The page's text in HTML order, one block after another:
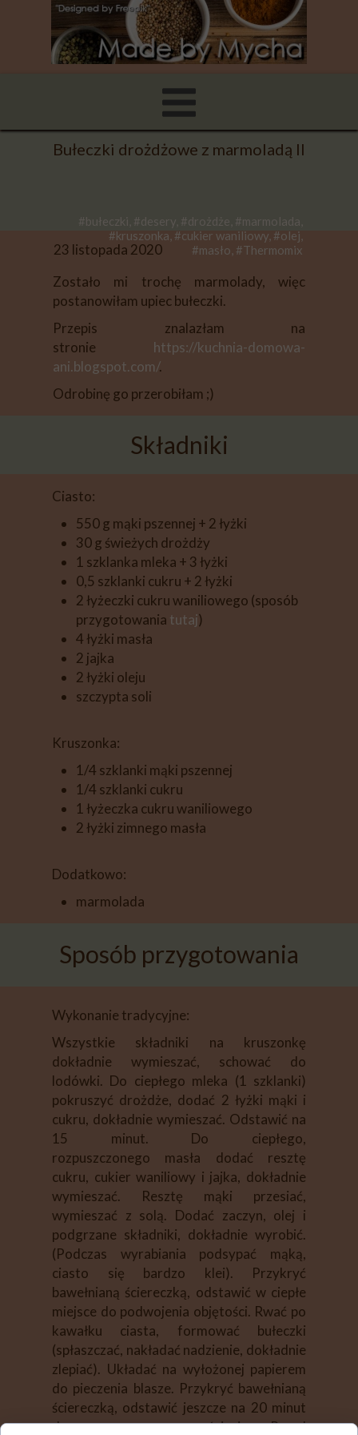
#bułeczki, #desery, #drożdże, #marmolada,
#kruszonka, #cukier waniliowy, #olej,
#masło, #Thermomix
23 listopada 2020
Bułeczki drożdżowe z marmoladą II
Zostało mi trochę marmolady, więc
postanowiłam upiec bułeczki.
Przepis znalazłam na
stronie https://kuchnia-domowa-
ani.blogspot.com/.
Odrobinę go przerobiłam ;)
Składniki
Ciasto:
550 g mąki pszennej + 2 łyżki
30 g świeżych drożdży
1 szklanka mleka + 3 łyżki
0,5 szklanki cukru + 2 łyżki
2 łyżeczki cukru waniliowego (sposób
przygotowania tutaj)
4 łyżki masła
2 jajka
2 łyżki oleju
szczypta soli
Kruszonka:
1/4 szklanki mąki pszennej
1/4 szklanki cukru
1 łyżeczka cukru waniliowego
2 łyżki zimnego masła
Dodatkowo:
marmolada
Sposób przygotowania
Wykonanie tradycyjne:
Wszystkie składniki na kruszonkę
dokładnie wymieszać, schować do
lodówki. Do ciepłego mleka (1 szklanki)
pokruszyć drożdże, dodać 2 łyżki mąki i
cukru, dokładnie wymieszać. Odstawić na
15 minut. Do ciepłego,
rozpuszczonego masła dodać resztę
cukru, cukier waniliowy i jajka, dokładnie
wymieszać. Resztę mąki przesiać,
wymieszać z solą. Dodać zaczyn, olej i
podgrzane składniki, dokładnie wyrobić.
(Podczas wyrabiania podsypać mąką,
ciasto się bardzo klei). Przykryć
bawełnianą ściereczką, odstawić w ciepłe
miejsce do podwojenia objętości. Rwać po
kawałku ciasta, formować bułeczki
(spłaszczać, nakładać nadzienie, dokładnie
zlepiać). Układać na wyłożonej papierem
do pieczenia blasze. Przykryć bawełnianą
ściereczką, odstawić jeszcze na 20 minut
do ponownego wyrośnięcia. Przed